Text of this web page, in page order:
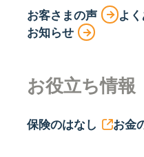
お客さまの声
よ
お知らせ
お役立ち情報
保険のはなし お金